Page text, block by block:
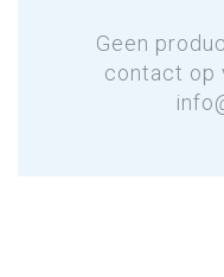
Geen
contact op